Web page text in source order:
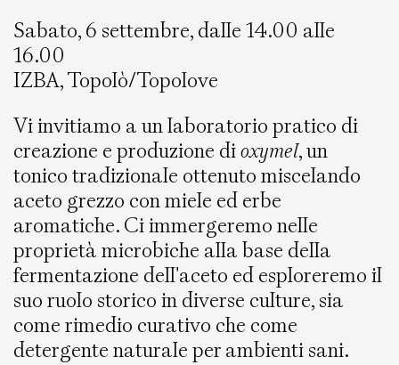
Sabato, 6 settembre, dalle 14.00 alle
16.00
IZBA, Topolò/Topolove
Vi invitiamo a un laboratorio pratico di
creazione e produzione dioxymel, un
tonico tradizionale ottenuto miscelando
aceto grezzo con miele ed erbe
aromatiche. Ci immergeremo nelle
proprietà microbiche alla base della
fermentazione dell'aceto ed esploreremo il
suo ruolo storico in diverse culture, sia
come rimedio curativo che come
detergente naturale per ambienti sani.